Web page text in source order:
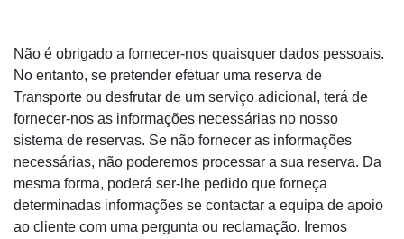
Não é obrigado a fornecer-nos quaisquer dados pessoais.
No entanto, se pretender efetuar uma reserva de
Transporte ou desfrutar de um serviço adicional, terá de
fornecer-nos as informações necessárias no nosso
sistema de reservas. Se não fornecer as informações
necessárias, não poderemos processar a sua reserva. Da
mesma forma, poderá ser-lhe pedido que forneça
determinadas informações se contactar a equipa de apoio
ao cliente com uma pergunta ou reclamação. Iremos